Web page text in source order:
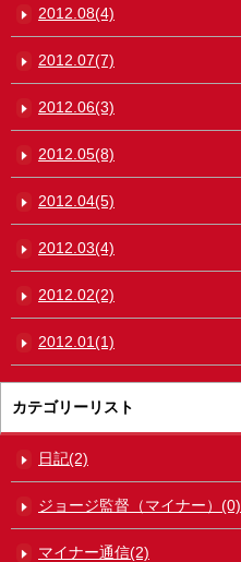
2012.08(4)
2012.07(7)
2012.06(3)
2012.05(8)
2012.04(5)
2012.03(4)
2012.02(2)
2012.01(1)
カテゴリーリスト
日記(2)
ジョージ監督（マイナー）(0)
マイナー通信(2)